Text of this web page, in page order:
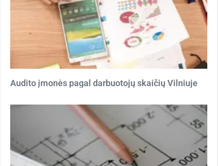
Audito įmonės pagal darbuotojų skaičių Vilniuje